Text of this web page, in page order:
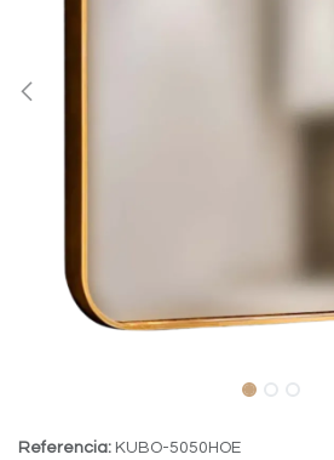
Referencia: KUBO-5050HOE